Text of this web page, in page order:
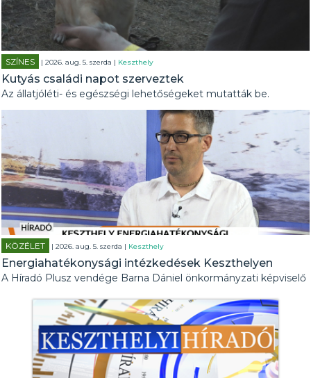
SZÍNES | 2026. aug. 5. szerda | Keszthely
Kutyás családi napot szerveztek
Az állatjóléti- és egészségi lehetőségeket mutatták be.
KÖZÉLET | 2026. aug. 5. szerda | Keszthely
Energiahatékonysági intézkedések Keszthelyen
A Híradó Plusz vendége Barna Dániel önkormányzati képviselő